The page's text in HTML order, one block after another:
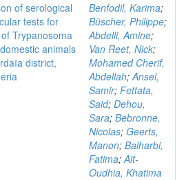
of serological
tests for
Trypanosoma
animals
district,
Benfodil, Karima;
Büscher, Philippe;
Abdelli, Amine;
Van Reet, Nick;
Mohamed Cherif,
Abdellah;Ansel,
Samir; Fettata,
Said; Dehou,
Sara; Bebronne,
Nicolas; Geerts,
Manon; Balharbi,
Fatima;Ait-
Oudhia, Khatima